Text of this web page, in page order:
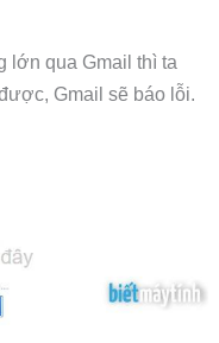
lớn qua Gmail thì ta
Gmail sẽ báo lỗi.